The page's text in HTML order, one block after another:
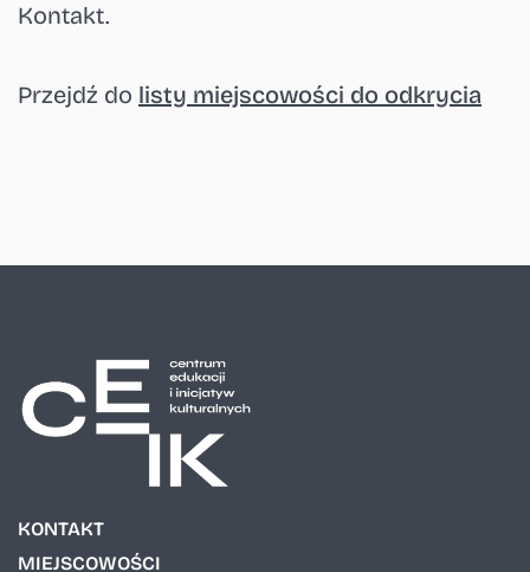
Kontakt.
Przejdź do listy miejscowości do odkrycia
KONTAKT
MIEJSCOWOŚCI